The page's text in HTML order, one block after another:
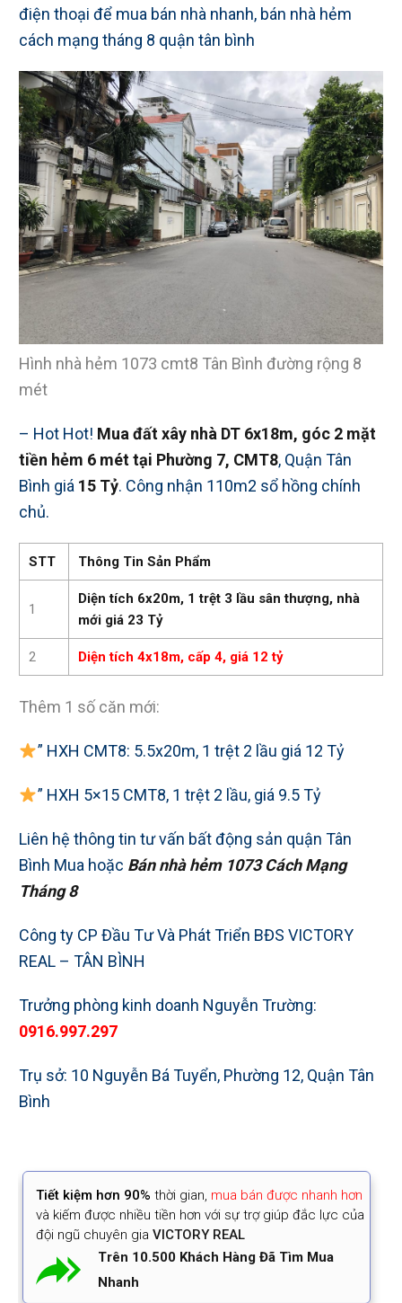
điện thoại để mua bán nhà nhanh, bán nhà hẻm
cách mạng tháng 8 quận tân bình
Hình nhà hẻm 1073 cmt8 Tân Bình đường rộng 8
mét
– Hot Hot! Mua đất xây nhà DT 6x18m, góc 2 mặt
tiền hẻm 6 mét tại Phường 7, CMT8, Quận Tân
Bình giá 15 Tỷ. Công nhận 110m2 sổ hồng chính
chủ.
STT Thông Tin Sản Phẩm
1
Diện tích 6x20m, 1 trệt 3 lầu sân thượng, nhà
mới giá 23 Tỷ
2 Diện tích 4x18m, cấp 4, giá 12 tỷ
Thêm 1 số căn mới:
” HXH CMT8: 5.5x20m, 1 trệt 2 lầu giá 12 Tỷ
” HXH 5×15 CMT8, 1 trệt 2 lầu, giá 9.5 Tỷ
Liên hệ thông tin tư vấn bất động sản quận Tân
Bình Mua hoặc Bán nhà hẻm 1073Cách Mạng
Tháng 8
Công ty CP Đầu Tư Và Phát Triển BĐS VICTORY
REAL – TÂN BÌNH
Trưởng phòng kinh doanh Nguyễn Trường:
0916.997.297
Trụ sở: 10 Nguyễn Bá Tuyển, Phường 12, Quận Tân
Bình
Tiết kiệm hơn 90% thời gian, mua bán được nhanh hơn
và kiếm được nhiều tiền hơn với sự trợ giúp đắc lực của
đội ngũ chuyên gia VICTORY REAL
Trên 10.500 Khách Hàng Đã Tìm Mua
Nhanh